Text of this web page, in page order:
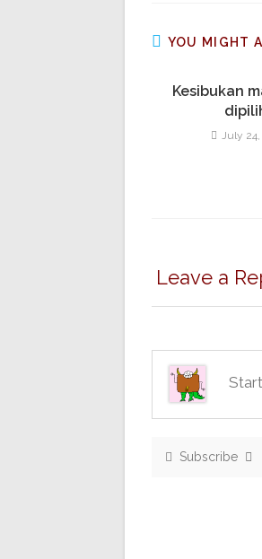
YOU MIGHT
Kesibukan
July 24,
Leave a
Subscribe